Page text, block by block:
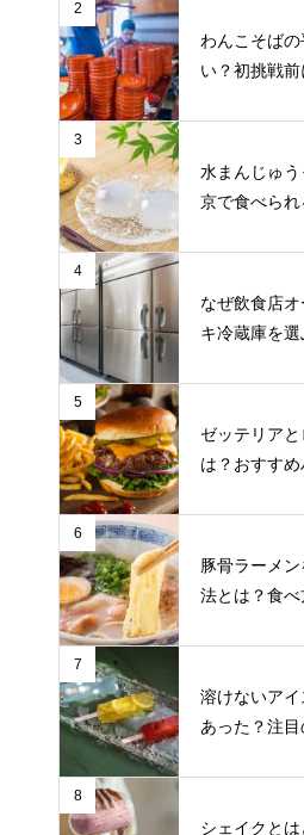
2
わんこそば
い？初挑戦前
3
水まんじゅ
京で食べられ
4
なぜ飲食店
キ冷蔵庫を選
5
ゼッテリア
は？おすすめ
6
豚骨ラーメ
法とは？食べ
7
溶けないア
あった？注目
8
シェイクと